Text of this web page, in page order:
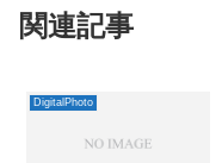
関連記事
DigitalPhoto